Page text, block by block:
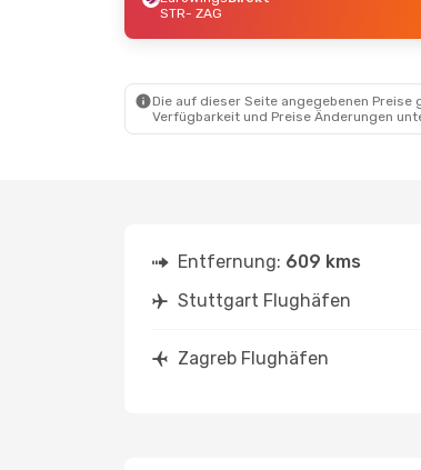
STR- ZAG
Die auf dieser Seite angegebenen
Verfügbarkeit und Preise Änderungen
Entfernung: 609 kms
Stuttgart Flughäfen
Zagreb Flughäfen